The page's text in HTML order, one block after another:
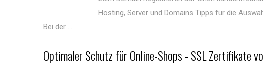
Hosting, Server und Domains Tipps für die
Bei der ...
Optimaler Schutz für Online-Shops - SSL Zertifikate